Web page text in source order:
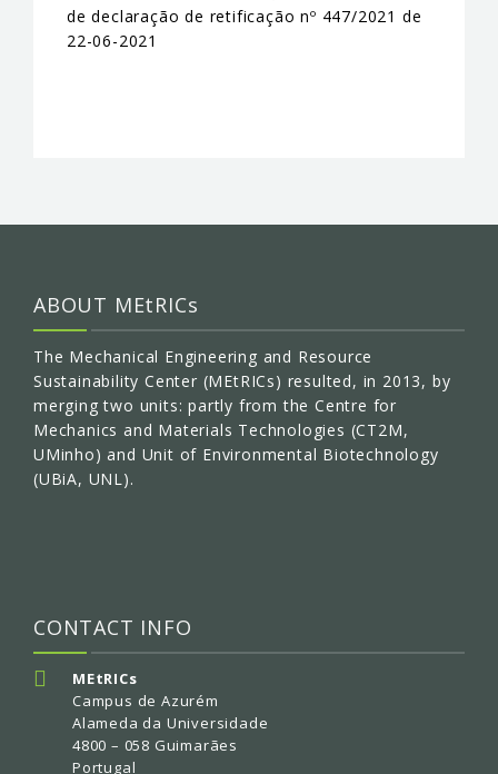
de declaração de retificação nº 447/2021 de
22-06-2021
ABOUT MEtRICs
The Mechanical Engineering and Resource
Sustainability Center (MEtRICs) resulted, in 2013, by
merging two units: partly from the Centre for
Mechanics and Materials Technologies (CT2M,
UMinho) and Unit of Environmental Biotechnology
(UBiA, UNL).
CONTACT INFO
MEtRICs
Campus de Azurém
Alameda da Universidade
4800 – 058 Guimarães
Portugal